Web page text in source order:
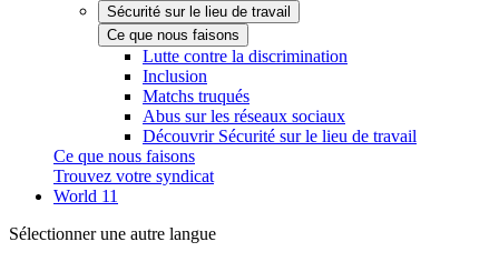
Sécurité sur le lieu de travail
Ce que nous faisons
Lutte contre la discrimination
Inclusion
Matchs truqués
Abus sur les réseaux sociaux
Découvrir Sécurité sur le lieu de travail
Ce que nous faisons
Trouvez votre syndicat
World 11
Sélectionner une autre langue